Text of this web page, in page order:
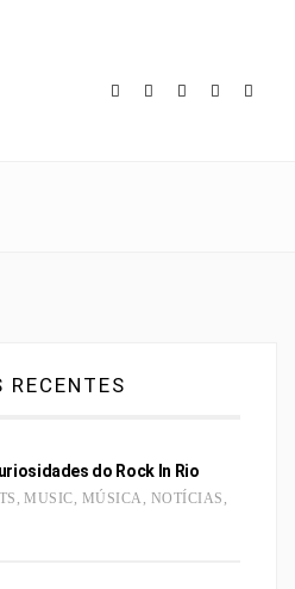
RECENTES
do Rock In Rio
,MUSIC, MÚSICA , NOTÍCIAS ,